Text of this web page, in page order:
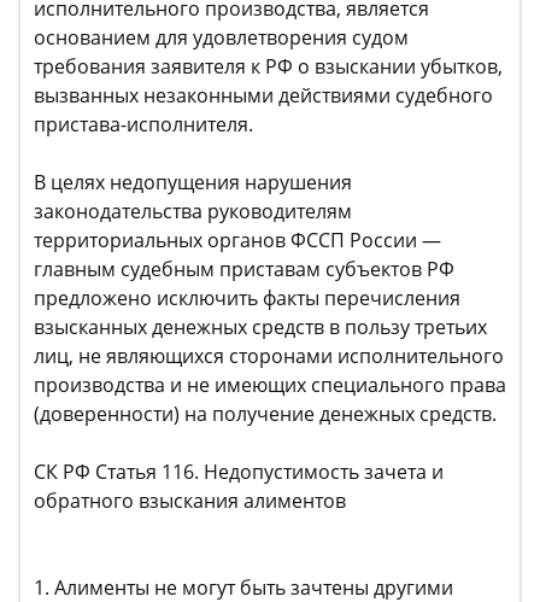
исполнительного производства, является
основанием для удовлетворения судом
требования заявителя к РФ о взыскании убытков,
вызванных незаконными действиями судебного
пристава-исполнителя.
В целях недопущения нарушения
законодательства руководителям
территориальных органов ФССП России —
главным судебным приставам субъектов РФ
предложено исключить факты перечисления
взысканных денежных средств в пользу третьих
лиц, не являющихся сторонами исполнительного
производства и не имеющих специального права
(доверенности) на получение денежных средств.
СК РФ Статья 116. Недопустимость зачета и
обратного взыскания алиментов
1. Алименты не могут быть зачтены другими